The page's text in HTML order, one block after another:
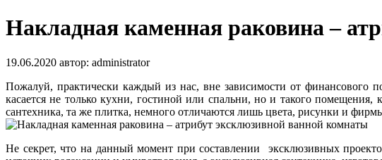
Накладная каменная раковина –
19.06.2020 автор: administrator
Пожалуй, практически каждый из нас, вне зависимости от финансового
касается не только кухни, гостиной или спальни, но и такого
сантехника, та же плитка, немного отличаются лишь цвета, рисунки и
Не секрет, что на данный момент при составлении эксклюзивных